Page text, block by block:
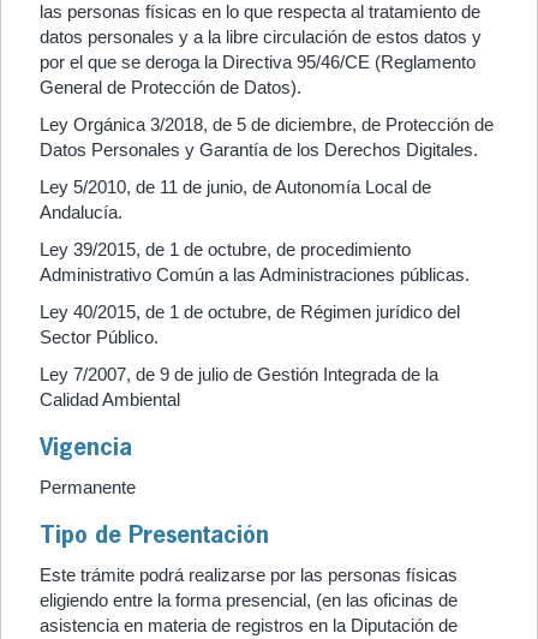
las personas físicas en lo que respecta al tratamiento de
datos personales y a la libre circulación de estos datos y
por el que se deroga la Directiva 95/46/CE (Reglamento
General de Protección de Datos).
Ley Orgánica 3/2018, de 5 de diciembre, de Protección de
Datos Personales y Garantía de los Derechos Digitales.
Ley 5/2010, de 11 de junio, de Autonomía Local de
Andalucía.
Ley 39/2015, de 1 de octubre, de procedimiento
Administrativo Común a las Administraciones públicas.
Ley 40/2015, de 1 de octubre, de Régimen jurídico del
Sector Público.
Ley 7/2007, de 9 de julio de Gestión Integrada de la
Calidad Ambiental
Vigencia
Permanente
Tipo de Presentación
Este trámite podrá realizarse por las personas físicas
eligiendo entre la forma presencial, (en las oficinas de
asistencia en materia de registros en la Diputación de